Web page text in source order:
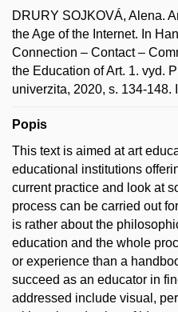
DRURY SOJKOVÁ, Alena.
the Age of the Internet. In
Connection – Contact –
the Education of Art. 1. vyd.
univerzita, 2020, s. 134-148.
Popis
This text is aimed at art
educational institutions
current practice and look at
process can be carried out
is rather about the
education and the whole
or experience than a
succeed as an educator in
addressed include visual,